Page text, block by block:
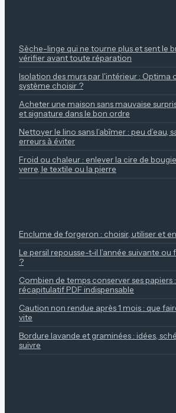
Sèche-linge qui ne tourne plus et sent le
vérifier avant toute réparation
Isolation des murs par l'intérieur : Optima
système choisir ?
Acheter une maison sans mauvaise
et signature dans le bon ordre
Nettoyer le lino sans l’abîmer : peu d’eau,
erreurs à éviter
Froid ou chaleur : enlever la cire de
verre, le textile ou la pierre
Enclume de forgeron : choisir, utiliser et
Le persil repousse-t-il l’année suivante ou
?
Combien de temps conserver ses papiers
récapitulatif PDF indispensable
Caution non rendue après 1 mois : que
vite
Bordure lavande et graminées : idées,
suivre